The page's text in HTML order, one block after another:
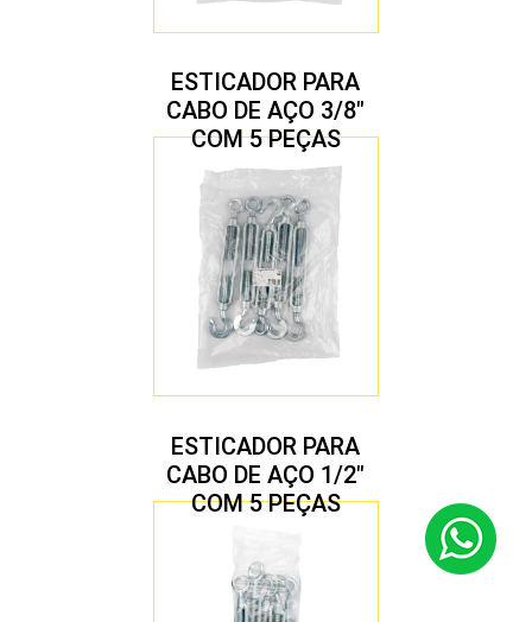
ESTICADOR PARA
CABO DE AÇO 3/8″
COM 5 PEÇAS
ESTICADOR PARA
CABO DE AÇO 1/2″
COM 5 PEÇAS